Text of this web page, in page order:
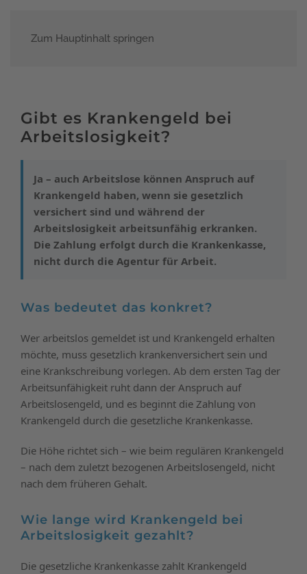
Zum Hauptinhalt springen
Gibt es Krankengeld bei
Arbeitslosigkeit?
Ja – auch Arbeitslose können Anspruch auf
Krankengeld haben, wenn sie gesetzlich
versichert sind und während der
Arbeitslosigkeit arbeitsunfähig erkranken.
Die Zahlung erfolgt durch die Krankenkasse,
nicht durch die Agentur für Arbeit.
Was bedeutet das konkret?
Wer arbeitslos gemeldet ist und Krankengeld erhalten
möchte, muss gesetzlich krankenversichert sein und
eine Krankschreibung vorlegen. Ab dem ersten Tag der
Arbeitsunfähigkeit ruht dann der Anspruch auf
Arbeitslosengeld, und es beginnt die Zahlung von
Krankengeld durch die gesetzliche Krankenkasse.
Die Höhe richtet sich – wie beim regulären Krankengeld
– nach dem zuletzt bezogenen Arbeitslosengeld, nicht
nach dem früheren Gehalt.
Wie lange wird Krankengeld bei
Arbeitslosigkeit gezahlt?
Die gesetzliche Krankenkasse zahlt Krankengeld